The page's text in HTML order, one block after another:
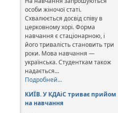
особи жіночої статі.
Схвалюється досвід співу в
церковному хорі. Форма
навчання є стаціонарною, і
його тривалість становить три
роки. Мова навчання —
українська. Студенткам також
надається…
Подробней…
КИЇВ. У КДАіС триває прийом
на навчання